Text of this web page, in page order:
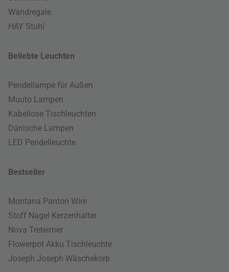
Wandregale
HAY Stuhl
Beliebte Leuchten
Pendellampe für Außen
Muuto Lampen
Kabellose Tischleuchten
Dänische Lampen
LED Pendelleuchte
Bestseller
Montana Panton Wire
Stoff Nagel Kerzenhalter
Nova Treteimer
Flowerpot Akku Tischleuchte
Joseph Joseph Wäschekorb